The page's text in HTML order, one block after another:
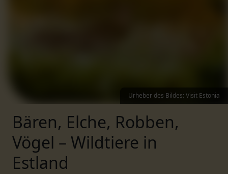
Urheber des Bildes: Visit Estonia
Bären, Elche, Robben,
Vögel – Wildtiere in
Estland